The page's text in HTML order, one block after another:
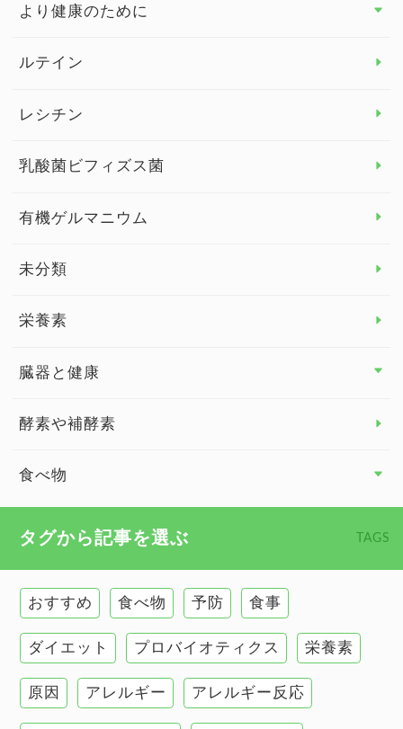
より健康のために
より健康のために トップ
眼の健康
睡眠
ルテイン
レシチン
乳酸菌ビフィズス菌
有機ゲルマニウム
未分類
栄養素
臓器と健康
臓器と健康 トップ
慢性疲労
甲状腺
肌
肝臓の健康
酵素や補酵素
食べ物
タグから記事を選ぶ TAGS
おすすめ 食べ物 予防 食事
ダイエット プロバイオティクス 栄養素
原因 アレルギー アレルギー反応